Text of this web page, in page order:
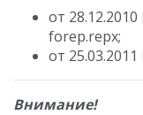
от
forep.repx;
от
Внимание!